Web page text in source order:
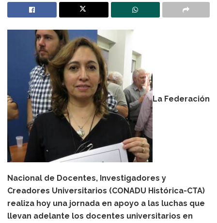
La Federación
Nacional de Docentes, Investigadores y
Creadores Universitarios (CONADU Histórica-CTA)
realiza hoy una jornada en apoyo a las luchas que
llevan adelante los docentes universitarios en